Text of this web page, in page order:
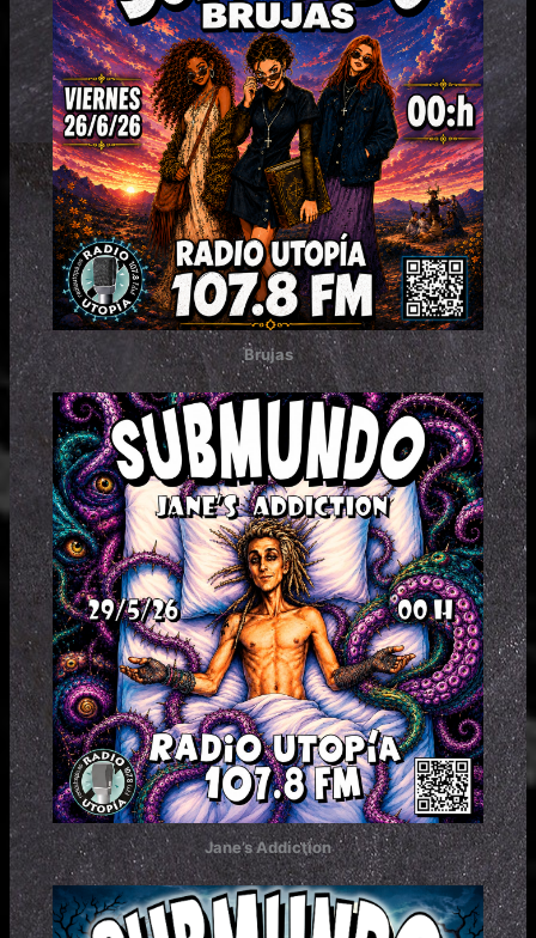
Brujas
Jane’s Addiction